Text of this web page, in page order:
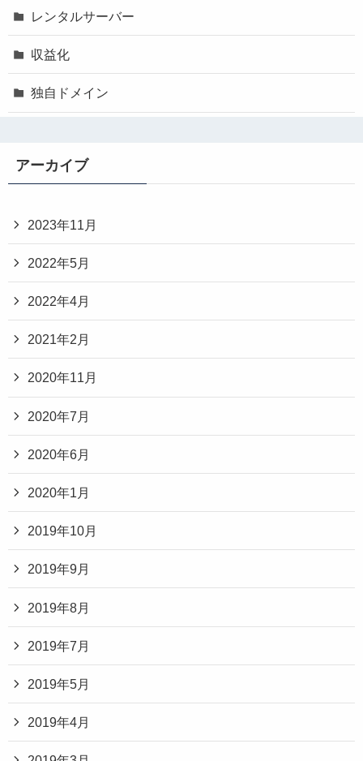
レンタルサーバー
収益化
独自ドメイン
アーカイブ
2023年11月
2022年5月
2022年4月
2021年2月
2020年11月
2020年7月
2020年6月
2020年1月
2019年10月
2019年9月
2019年8月
2019年7月
2019年5月
2019年4月